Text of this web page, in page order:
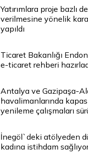
Yatırımlara proje bazlı
verilmesine yönelik
yapıldı
Ticaret Bakanlığı
e-ticaret rehberi
Antalya ve Gazipaşa-
havalimanlarında
yenileme çalışmaları
İnegöl`deki atölyeden
kadına istihdam